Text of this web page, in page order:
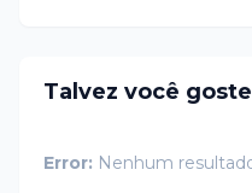
Talvez você goste
Error: Nenhum